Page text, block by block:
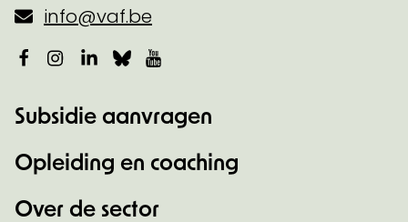
info@vaf.be
Facebook
Instagram
LinkedIn
Bluesky
Subsidie aanvragen
Opleiding en coaching
Over de sector